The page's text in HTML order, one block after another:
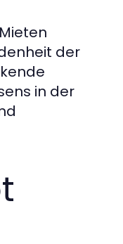
der
in der